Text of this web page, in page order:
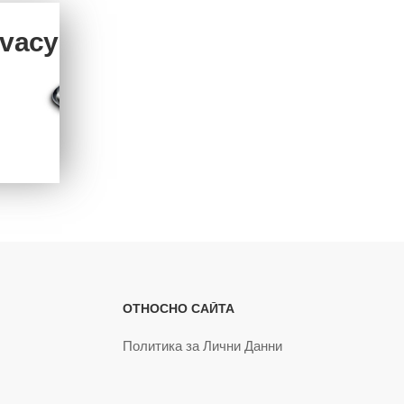
ОТНОСНО САЙТА
Политика за Лични Данни